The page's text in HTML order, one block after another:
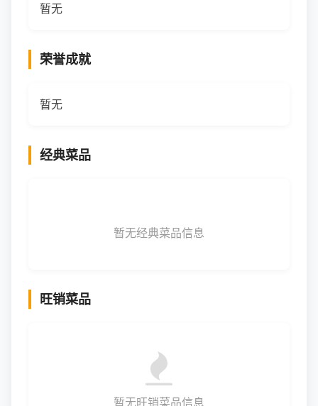
暂无
荣誉成就
暂无
经典菜品
暂无经典菜品信息
旺销菜品
暂无旺销菜品信息